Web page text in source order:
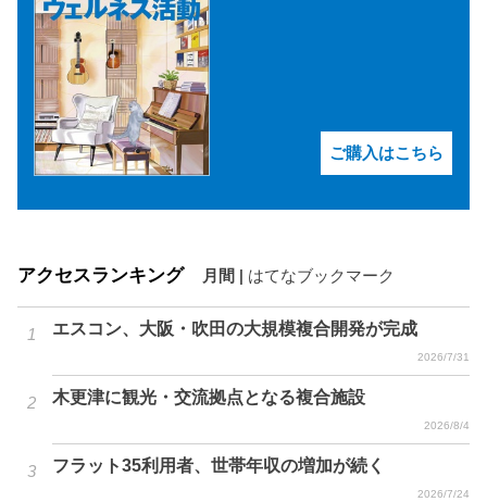
ご購入はこちら
アクセスランキング 月間 はてなブックマーク
エスコン、大阪・吹田の大規模複合開発が完成
2026/7/31
木更津に観光・交流拠点となる複合施設
2026/8/4
フラット35利用者、世帯年収の増加が続く
2026/7/24